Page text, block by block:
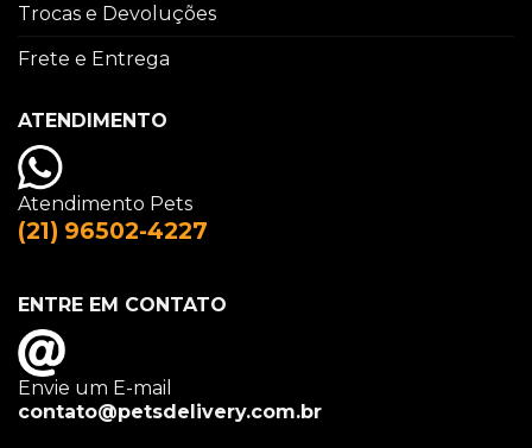
Trocas e Devoluções
Frete e Entrega
ATENDIMENTO
Atendimento Pets
(21) 96502-4227
ENTRE EM CONTATO
Envie um E-mail
contato@petsdelivery.com.br